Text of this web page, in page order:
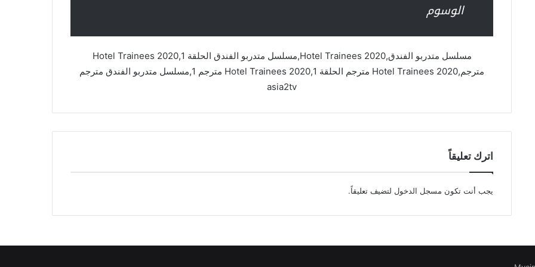
الوسوم
مسلسل متدربو الفندق,Hotel Trainees 2020,مسلسل متدربو الفندق الحلقة 1,Hotel Trainees 2020
مترجم,Hotel Trainees 2020 مترجم الحلقة 1,Hotel Trainees 2020 مترجم 1,مسلسل متدربو الفندق مترجم
asia2tv
اترك تعليقاً
يجب أنت تكون مسجل الدخول لتضيف تعليقاً.